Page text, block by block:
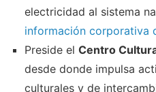
electricidad al sistema
información corporativa
Preside el Centro
desde donde impulsa
culturales y de